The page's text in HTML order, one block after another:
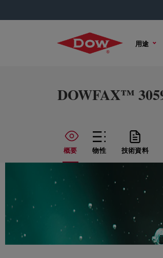
用途
DOWFAX™
概要 物性 技術資料